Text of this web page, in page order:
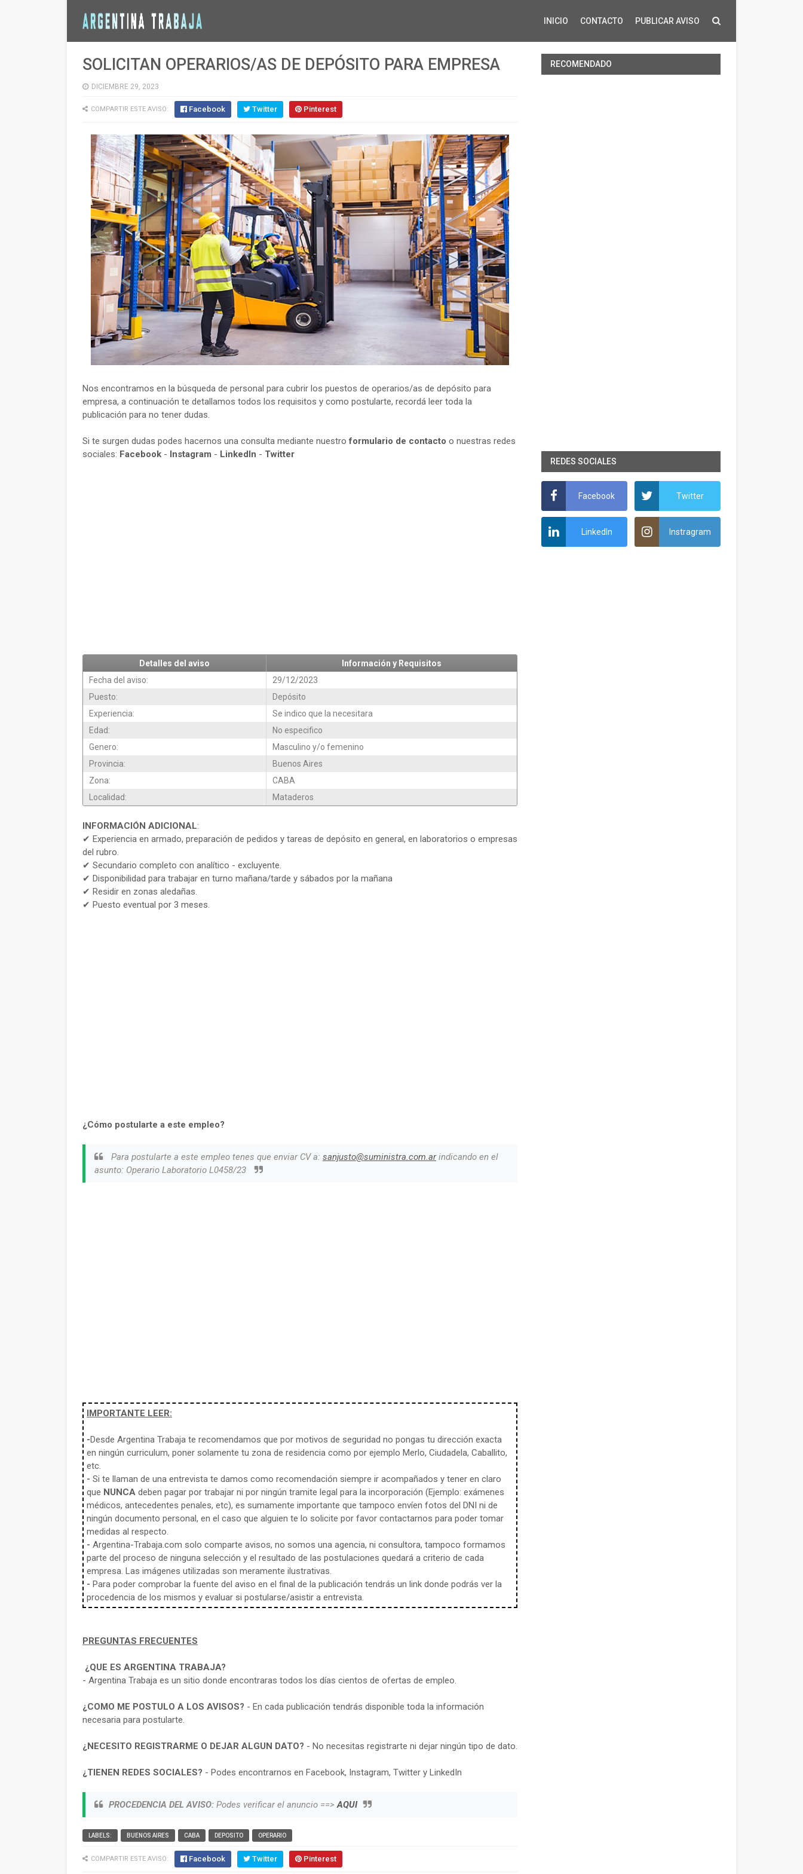
INICIO CONTACTO PUBLICAR AVISO
SOLICITAN OPERARIOS/AS DE DEPÓSITO PARA EMPRESA
DICIEMBRE 29, 2023
COMPARTIR ESTE AVISO: Facebook Twitter Pinterest
Nos encontramos en la búsqueda de personal para cubrir los puestos de operarios/as de depósito para
empresa, a continuación te detallamos todos los requisitos y como postularte, recordá leer toda la
publicación para no tener dudas.
Si te surgen dudas podes hacernos una consulta mediante nuestroformulario de contacto o nuestras redes
sociales: Facebook - Instagram - LinkedIn - Twitter
Detalles del aviso
Información y Requisitos
Fecha del aviso:
29/12/2023
Puesto:
Depósito
Experiencia:
Se indico que la necesitara
Edad:
No especifico
Genero:
Masculino y/o femenino
Provincia:
Buenos Aires
Zona:
CABA
Localidad:
Mataderos
INFORMACIÓN ADICIONAL:
✔ Experiencia en armado, preparación de pedidos y tareas de depósito en general, en laboratorios o empresas
del rubro.
✔ Secundario completo con analítico - excluyente.
✔ Disponibilidad para trabajar en turno mañana/tarde y sábados por la mañana
✔ Residir en zonas aledañas.
✔ Puesto eventual por 3 meses.
¿Cómo postularte a este empleo?
Para postularte a este empleo tenes que enviar CV a: sanjusto@suministra.com.arindicando en el
asunto: Operario Laboratorio L0458/23
IMPORTANTE LEER:
-Desde Argentina Trabaja te recomendamos que por motivos de seguridad no pongas tu dirección exacta
en ningún curriculum, poner solamente tu zona de residencia como por ejemplo Merlo, Ciudadela, Caballito,
etc.
- Si te llaman de una entrevista te damos como recomendación siempre ir acompañados y tener en claro
que NUNCA deben pagar por trabajar ni por ningún tramite legal para la incorporación (Ejemplo: exámenes
médicos, antecedentes penales, etc), es sumamente importante que tampoco envíen fotos del DNI ni de
ningún documento personal, en el caso que alguien te lo solicite por favor contactarnos para poder tomar
medidas al respecto.
- Argentina-Trabaja.com solo comparte avisos, no somos una agencia, ni consultora, tampoco formamos
parte del proceso de ninguna selección y el resultado de las postulaciones quedará a criterio de cada
empresa. Las imágenes utilizadas son meramente ilustrativas.
- Para poder comprobar la fuente del aviso en el final de la publicación tendrás un link donde podrás ver la
procedencia de los mismos y evaluar si postularse/asistir a entrevista.
PREGUNTAS FRECUENTES
¿QUE ES ARGENTINA TRABAJA?
- Argentina Trabaja es un sitio donde encontraras todos los días cientos de ofertas de empleo.
¿COMO ME POSTULO A LOS AVISOS? - En cada publicación tendrás disponible toda la información
necesaria para postularte.
¿NECESITO REGISTRARME O DEJAR ALGUN DATO? - No necesitas registrarte ni dejar ningún tipo de dato.
¿TIENEN REDES SOCIALES? - Podes encontrarnos en Facebook, Instagram, Twitter y LinkedIn
PROCEDENCIA DEL AVISO: Podes verificar el anuncio ==>AQUI
LABELS: BUENOS AIRES CABA DEPOSITO OPERARIO
COMPARTIR ESTE AVISO: Facebook Twitter Pinterest
RECOMENDADO
REDES SOCIALES
Facebook Twitter
LinkedIn Instragram